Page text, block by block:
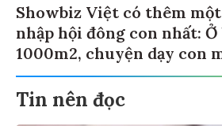
Showbiz Việt có thêm
nhập hội đông con nhất:
1000m2, chuyện dạy con
Tin nên đọc